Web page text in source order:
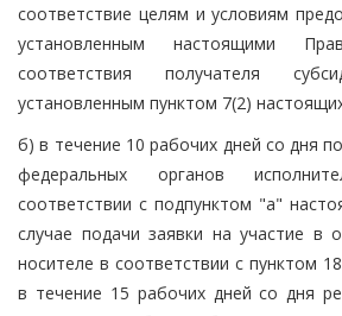
соответствие целям и условиям
установленным настоящими
соответствия получателя
установленным пунктом 7(2)
б) в течение 10 рабочих дней со дня
федеральных органов
соответствии с подпунктом "а"
случае подачи заявки на участие в
носителе в соответствии с пунктом
в течение 15 рабочих дней со дня